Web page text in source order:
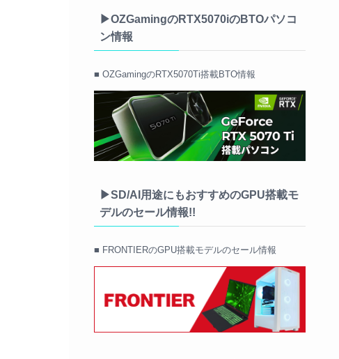
▶OZGamingのRTX5070iのBTOパソコ
ン情報
■ OZGamingのRTX5070Ti搭載BTO情報
▶SD/AI用途にもおすすめのGPU搭載モ
デルのセール情報!!
■ FRONTIERのGPU搭載モデルのセール情報